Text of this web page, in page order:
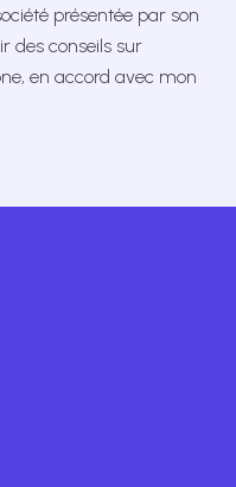
présentée par son
des conseils sur
en accord avec mon